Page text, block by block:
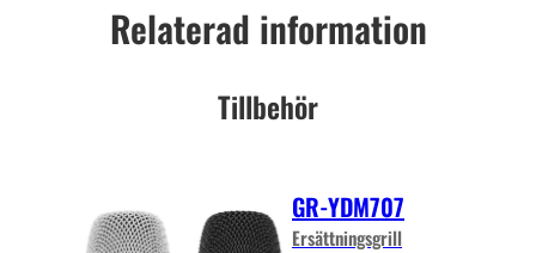
Relaterad information
Tillbehör
GR-YDM707
Ersättningsgrill